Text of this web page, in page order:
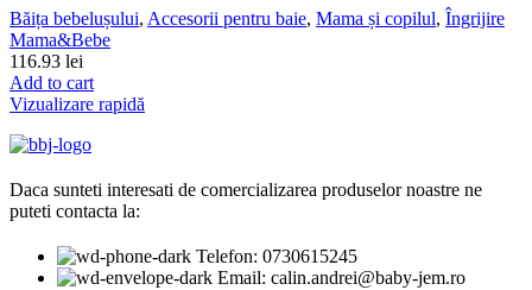
Băița bebelușului, Accesorii pentru baie, Mama și copilul, Îngrijire
Mama&Bebe
116.93 lei
Add to cart
Vizualizare rapidă
Daca sunteti interesati de comercializarea produselor noastre ne
puteti contacta la:
Telefon: 0730615245
Email: calin.andrei@baby-jem.ro